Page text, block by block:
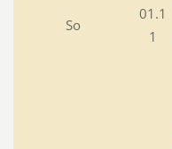
So
01.1
1